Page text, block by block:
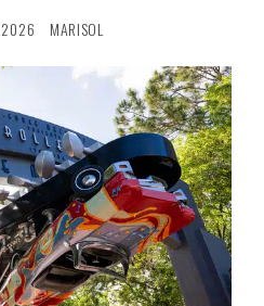
2026 MARISOL